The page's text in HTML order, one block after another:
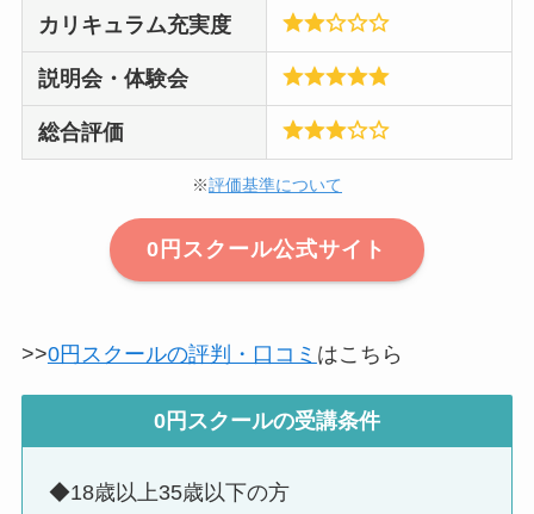
カリキュラム充実度
説明会・体験会
総合評価
※評価基準について
0円スクール公式サイト
>>0円スクールの評判・口コミ はこちら
0円スクールの受講条件
◆18歳以上35歳以下の方